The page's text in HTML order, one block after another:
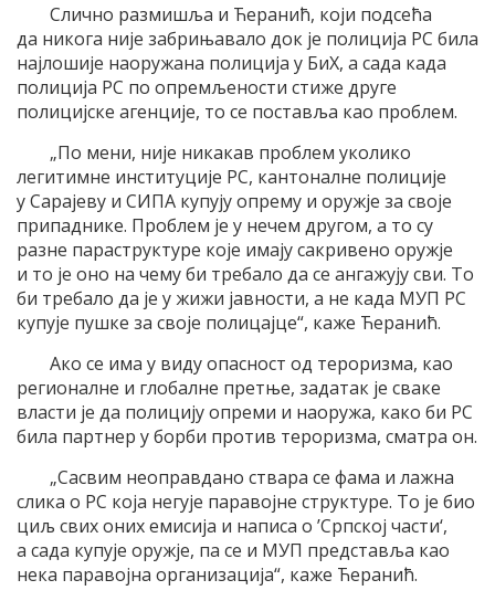
Слично размишља и Ћеранић, који подсећа
да никога није забрињавало док је полиција РС била
најлошије наоружана полиција у БиХ, а сада када
полиција РС по опремљености стиже друге
полицијске агенције, то се поставља као проблем.
„По мени, није никакав проблем уколико
легитимне институције РС, кантоналне полиције
у Сарајеву и СИПА купују опрему и оружје за своје
припаднике. Проблем је у нечем другом, а то су
разне параструктуре које имају сакривено оружје
и то је оно на чему би требало да се ангажују сви. То
би требало да је у жижи јавности, а не када МУП РС
купује пушке за своје полицајце“, каже Ћеранић.
Ако се има у виду опасност од тероризма, као
регионалне и глобалне претње, задатак је сваке
власти је да полицију опреми и наоружа, како би РС
била партнер у борби против тероризма, сматра он.
„Сасвим неоправдано ствара се фама и лажна
слика о РС која негује паравојне структуре. То је био
циљ свих оних емисија и написа о ’Српској части‘,
а сада купује оружје, па се и МУП представља као
нека паравојна организација“, каже Ћеранић.